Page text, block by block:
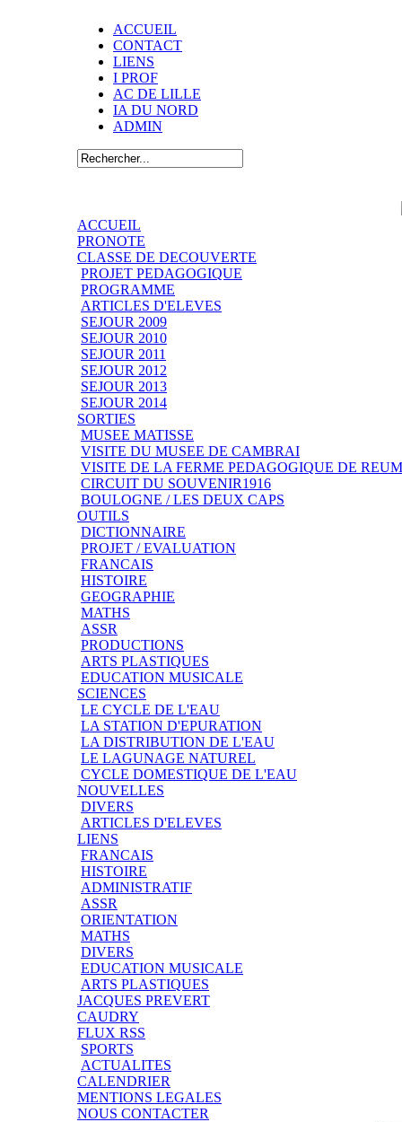
ACCUEIL
CONTACT
LIENS
I PROF
AC DE LILLE
IA DU NORD
ADMIN
ACCUEIL
PRONOTE
CLASSE DE DECOUVERTE
PROJET PEDAGOGIQUE
PROGRAMME
ARTICLES D'ELEVES
SEJOUR 2009
SEJOUR 2010
SEJOUR 2011
SEJOUR 2012
SEJOUR 2013
SEJOUR 2014
SORTIES
MUSEE MATISSE
VISITE DU MUSEE DE CAMBRAI
VISITE DE LA FERME PEDAGOGIQUE DE
CIRCUIT DU SOUVENIR1916
BOULOGNE / LES DEUX CAPS
OUTILS
DICTIONNAIRE
PROJET / EVALUATION
FRANCAIS
HISTOIRE
GEOGRAPHIE
MATHS
ASSR
PRODUCTIONS
ARTS PLASTIQUES
EDUCATION MUSICALE
SCIENCES
LE CYCLE DE L'EAU
LA STATION D'EPURATION
LA DISTRIBUTION DE L'EAU
LE LAGUNAGE NATUREL
CYCLE DOMESTIQUE DE L'EAU
NOUVELLES
DIVERS
ARTICLES D'ELEVES
LIENS
FRANCAIS
HISTOIRE
ADMINISTRATIF
ASSR
ORIENTATION
MATHS
DIVERS
EDUCATION MUSICALE
ARTS PLASTIQUES
JACQUES PREVERT
CAUDRY
FLUX RSS
SPORTS
ACTUALITES
CALENDRIER
MENTIONS LEGALES
NOUS CONTACTER